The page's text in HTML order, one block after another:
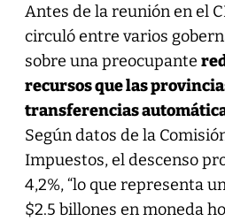
Antes de la reunión en el
circuló entre varios
sobre una preocupante
recursos que las
transferencias
Según datos de la
Impuestos, el descenso
4,2%, “lo que representa
$2.5 billones en moneda